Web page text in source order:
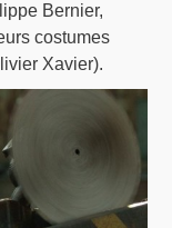
Bernier,
costumes
Xavier).